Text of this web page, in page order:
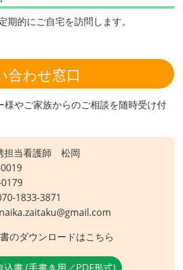
期的にご自宅を訪問します。
合わせ窓口
様やご家族からのご相談を随時受け付
担当看護師 松岡
1833-3871
のダウンロードはこちら